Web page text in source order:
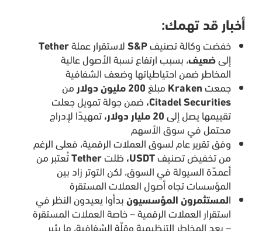
أخبار قد تهمك:
خفضت وكالة تصنيفS&Pلاستقرار عملةTether
إلىضعيف، بسبب ارتفاع نسبة الأصول عالية
المخاطر ضمن احتياطياتها وضعف الشفافية
جمعت
مبلغ
من
Citadel Securities، ضمن جولة تمويل جعلت
تقييمها يصل إلى
تمهيدًا لإدراج
محتمل في سوق الأسهم
وفق تقرير عام لسوق العملات الرقمية، فعلى الرغم
من تخفيض تصنيفUSDT، ظلتTether
تُعتبر من
أعمدّة السيولة في السوق، لكن التوتر زاد بين
المؤسسات تجاه أصول العملات المستقرة
المستثمرون المؤسسيونبدأوا يعيدون النظر في
استقرار العملات الرقمية – خاصة العملات المستقرة
– بعد المخاطر التنظيمية وقلّة الشفافية، ما يثير